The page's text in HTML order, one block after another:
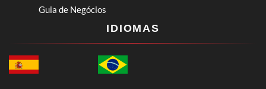
Guia de Negócios
IDIOMAS